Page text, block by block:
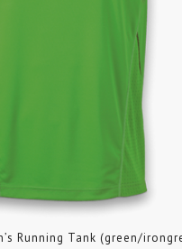
Running Tank (green/